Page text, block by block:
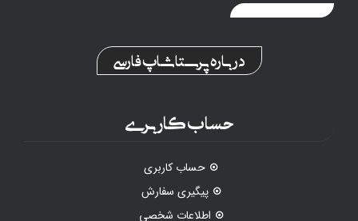
درباره پرستاشاپ فارسی
حساب کاربری
حساب کاربری
پیگیری سفارش
اطلاعات شخصی